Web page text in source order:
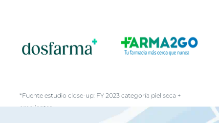
*Fuente estudio close-up: FY 2023 categoría piel seca +
emolientes